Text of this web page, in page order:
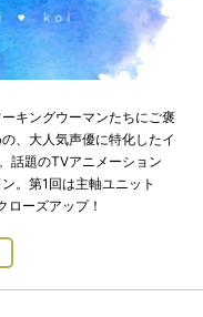
キングウーマンたちにご褒
、大人気声優に特化したイ
話題のTVアニメーション
。第1回は主軸ユニット
ーズアップ！